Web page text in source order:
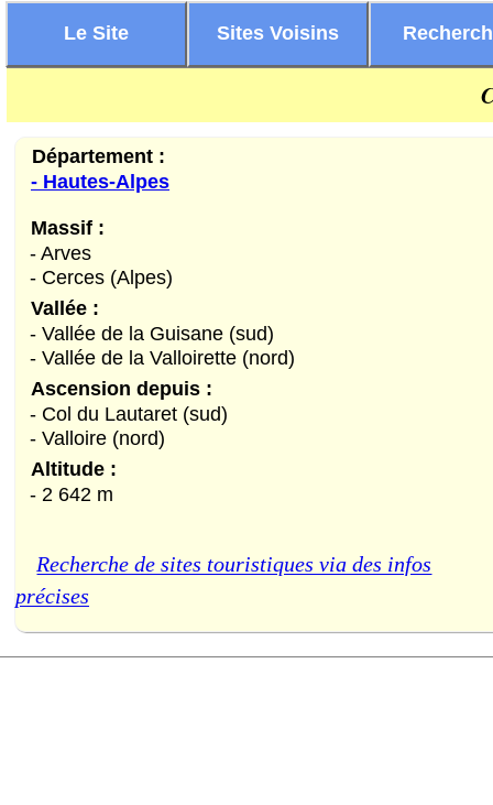
Le Site Sites Voisins
Département :
- Hautes-Alpes
Massif :
- Arves
- Cerces (Alpes)
Vallée :
- Vallée de la Guisane (sud)
- Vallée de la Valloirette (nord)
Ascension depuis :
- Col du Lautaret (sud)
- Valloire (nord)
Altitude :
- 2 642 m
Recherche de sites touristiques via des infos
précises